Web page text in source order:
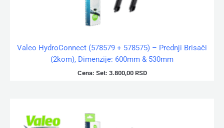
Valeo HydroConnect (578579 + 578575) – Prednji Brisači
(2kom), Dimenzije: 600mm & 530mm
Cena: Set: 3.800,00 RSD